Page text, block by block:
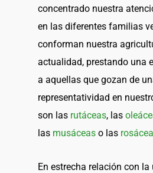
concentrado nuestra
en las diferentes familias
conforman nuestra
actualidad, prestando una
a aquellas que gozan de
representatividad en
son las rutáceas, las
las musáceas o las
En estrecha relación con